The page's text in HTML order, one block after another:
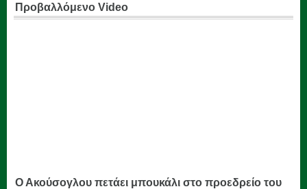
Προβαλλόμενο Video
Ο Ακούσογλου πετάει μπουκάλι στο προεδρείο του